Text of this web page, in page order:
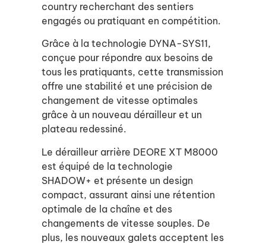
country recherchant des sentiers
engagés ou pratiquant en compétition.
Grâce à la technologie DYNA-SYS11,
conçue pour répondre aux besoins de
tous les pratiquants, cette transmission
offre une stabilité et une précision de
changement de vitesse optimales
grâce à un nouveau dérailleur et un
plateau redessiné.
Le dérailleur arrière DEORE XT M8000
est équipé de la technologie
SHADOW+ et présente un design
compact, assurant ainsi une rétention
optimale de la chaîne et des
changements de vitesse souples. De
plus, les nouveaux galets acceptent les